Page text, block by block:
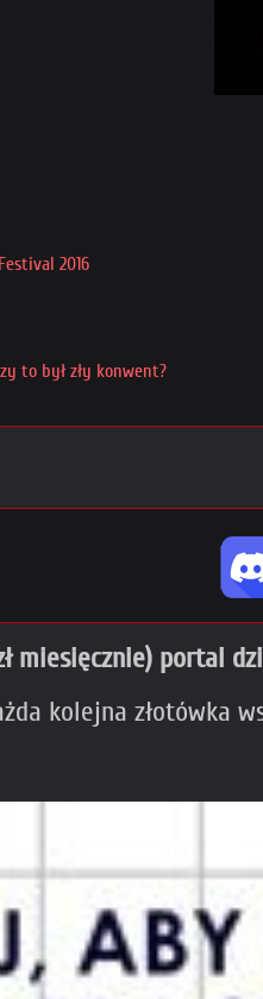
2016
to był zły konwent?
miesięcznie) portal
kolejna złotówka